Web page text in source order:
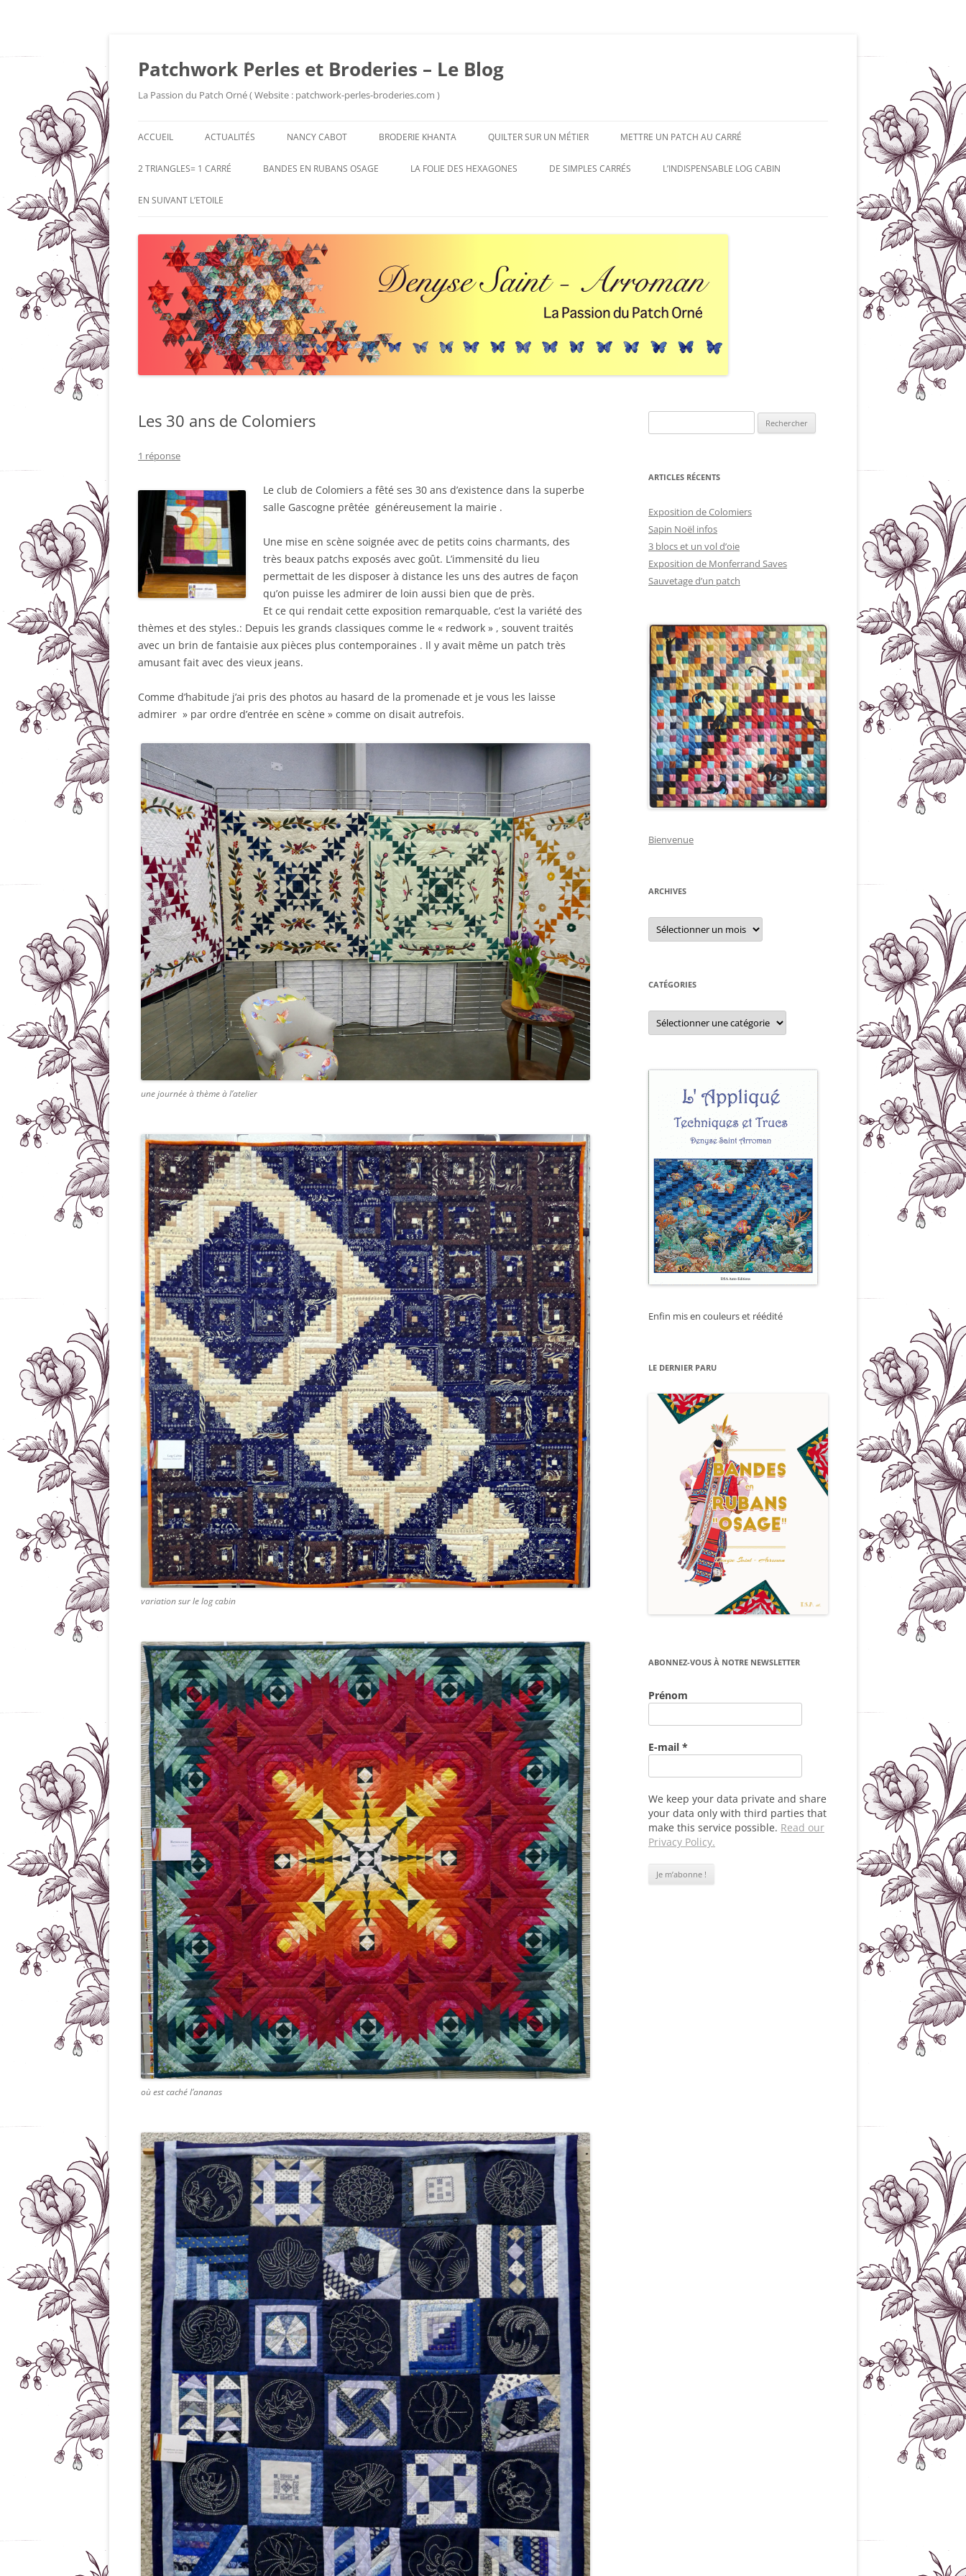
Patchwork Perles et Broderies – Le Blog
La Passion du Patch Orné ( Website : patchwork-perles-broderies.com )
au
contenu
ACCUEIL ACTUALITÉS NANCY CABOT BRODERIE KHANTA QUILTER SUR UN MÉTIER METTRE UN PATCH AU CARRÉ
2 TRIANGLES= 1 CARRÉ BANDES EN RUBANS OSAGE LA FOLIE DES HEXAGONES DE SIMPLES CARRÉS L’INDISPENSABLE LOG CABIN
EN SUIVANT L’ETOILE
Les 30 ans de Colomiers
1 réponse
Le club de Colomiers a fêté ses 30 ans d’existence dans la superbe
salle Gascogne prêtée généreusement la mairie .
Une mise en scène soignée avec de petits coins charmants, des
très beaux patchs exposés avec goût. L’immensité du lieu
permettait de les disposer à distance les uns des autres de façon
qu’on puisse les admirer de loin aussi bien que de près.
Et ce qui rendait cette exposition remarquable, c’est la variété des
thèmes et des styles.: Depuis les grands classiques comme le « redwork » , souvent traités
avec un brin de fantaisie aux pièces plus contemporaines . Il y avait même un patch très
amusant fait avec des vieux jeans.
Comme d’habitude j’ai pris des photos au hasard de la promenade et je vous les laisse
admirer » par ordre d’entrée en scène » comme on disait autrefois.
une journée à thème à l’atelier
variation sur le log cabin
où est caché l’ananas
ARTICLES RÉCENTS
Exposition de Colomiers
Sapin Noël infos
3 blocs et un vol d’oie
Exposition de Monferrand Saves
Sauvetage d’un patch
Bienvenue
ARCHIVES
Archives
CATÉGORIES
Catégories
Enfin mis en couleurs et réédité
LE DERNIER PARU
ABONNEZ-VOUS À NOTRE NEWSLETTER
Prénom
E-mail *
We keep your data private and share
your data only with third parties that
make this service possible. Read our
Privacy Policy.